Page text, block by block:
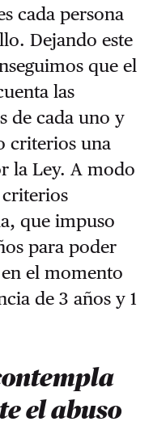
cada persona
Dejando este
que el
las
de cada uno y
criterios una
la Ley. A modo
que impuso
para poder
el momento
de 3 años y 1
el abuso